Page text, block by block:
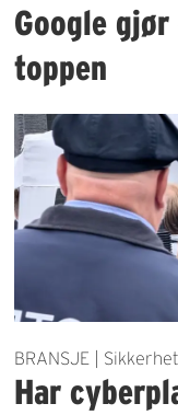
Google
toppen
BRANSJE | Sikkerhet
Har